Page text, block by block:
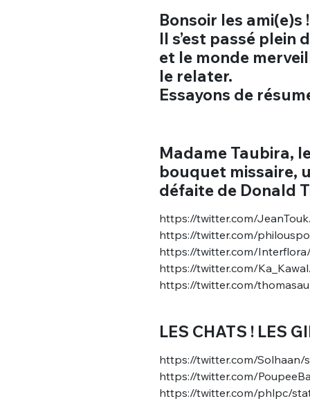
Bonsoir les ami(e)s !
Il s’est passé plein
et le monde
le relater.
Essayons de
Madame Taubira,
bouquet missaire,
défaite de Donald
https://twitter.com/
https://twitter.com/
https://twitter.com/
https://twitter.com/
https://twitter.com/
LES CHATS ! LES
https://twitter.com/Solhaan/
https://twitter.com/
https://twitter.com/phlpc/